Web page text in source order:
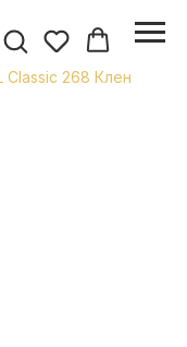
Classic 268 Клен